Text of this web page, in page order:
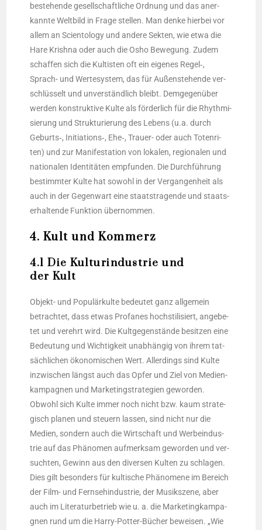
bestehen­de gesell­schaft­li­che Ord­nung und das aner­
kann­te Welt­bild in Fra­ge stel­len. Man den­ke hier­bei vor
allem an Sci­en­to­lo­gy und ande­re Sek­ten, wie etwa die
Hare Krish­na oder auch die Osho Bewe­gung. Zudem
schaf­fen sich die Kul­tis­ten oft ein eige­nes Regel‑,
Sprach- und Wer­te­sys­tem, das für Außen­ste­hen­de ver­
schlüs­selt und unver­ständ­lich bleibt. Dem­ge­gen­über
wer­den kon­struk­ti­ve Kul­te als för­der­lich für die Rhyth­mi­
sie­rung und Struk­tu­rie­rung des Lebens (u.a. durch
Geburts‑, Initiations‑, Ehe‑, Trau­er- oder auch Toten­ri­
ten) und zur Mani­fes­ta­ti­on von loka­len, regio­na­len und
natio­na­len Iden­ti­tä­ten emp­fun­den. Die Durch­füh­rung
bestimm­ter Kul­te hat sowohl in der Ver­gan­gen­heit als
auch in der Gegen­wart eine staats­tra­gen­de und staats­
er­hal­ten­de Funk­ti­on übernommen.
4. Kult und Kommerz
4.1 Die Kulturindustrie und
der Kult
Objekt- und Popu­lär­kul­te bedeu­tet ganz all­ge­mein
betrach­tet, dass etwas Pro­fa­nes hoch­sti­li­siert, ange­be­
tet und ver­ehrt wird. Die Kult­ge­gen­stän­de besit­zen eine
Bedeu­tung und Wich­tig­keit unab­hän­gig von ihrem tat­
säch­li­chen öko­no­mi­schen Wert. Aller­dings sind Kul­te
inzwi­schen längst auch das Opfer und Ziel von Medi­en­
kam­pa­gnen und Mar­ke­ting­stra­te­gien gewor­den.
Obwohl sich Kul­te immer noch nicht bzw. kaum stra­te­
gisch pla­nen und steu­ern las­sen, sind nicht nur die
Medi­en, son­dern auch die Wirt­schaft und Wer­be­indus­
trie auf das Phä­no­men auf­merk­sam gewor­den und ver­
such­ten, Gewinn aus den diver­sen Kul­ten zu schla­gen.
Dies gilt beson­ders für kul­ti­sche Phä­no­me­ne im Bereich
der Film- und Fern­seh­in­dus­trie, der Musik­sze­ne, aber
auch im Lite­ra­tur­be­trieb wie u. a. die Mar­ke­ting­kam­pa­
gnen rund um die Har­ry-Pot­ter-Bücher bewei­sen. „Wie